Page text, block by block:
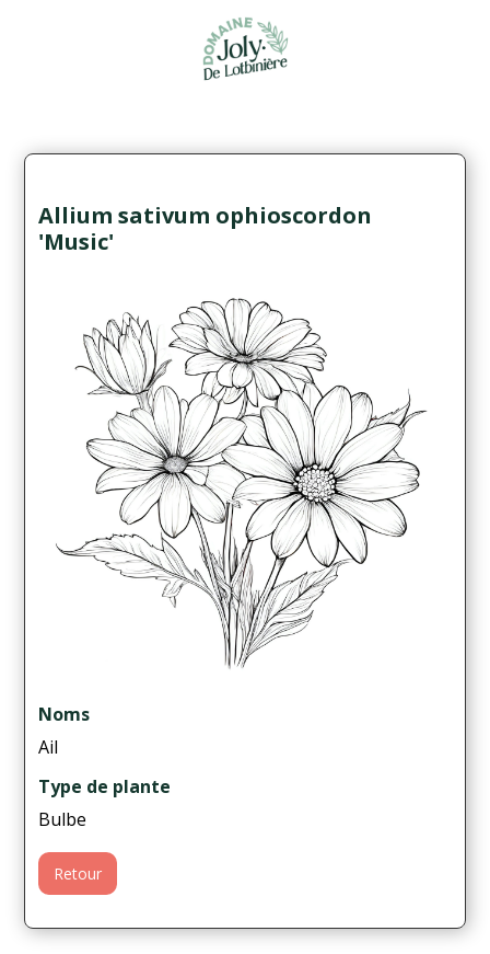
Allium sativum ophioscordon
'Music'
Noms
Ail
Type de plante
Bulbe
Retour